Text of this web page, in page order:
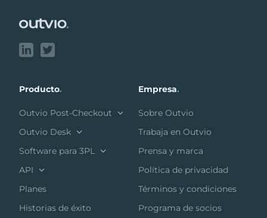
Producto.
Outvio Post-Checkout
Outvio Desk
Software para 3PL
API
Planes
Historias de éxito
Empresa.
Sobre Outvio
Trabaja en Outvio
Prensa y marca
Política de privacidad
Términos y condiciones
Programa de socios